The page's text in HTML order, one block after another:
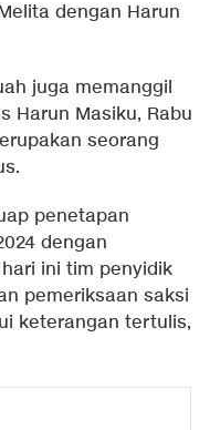
dengan Harun
juga memanggil
Harun Masiku, Rabu
seorang
penetapan
dengan
ini tim penyidik
pemeriksaan saksi
keterangan tertulis,